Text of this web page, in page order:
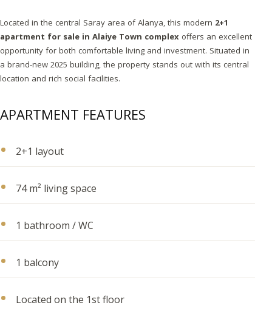
Located in the central Saray area of Alanya, this modern 2+1
apartment for sale in Alaiye Town complex offers an excellent
opportunity for both comfortable living and investment. Situated in
a brand-new 2025 building, the property stands out with its central
location and rich social facilities.
APARTMENT FEATURES
2+1 layout
74 m² living space
1 bathroom / WC
1 balcony
Located on the 1st floor